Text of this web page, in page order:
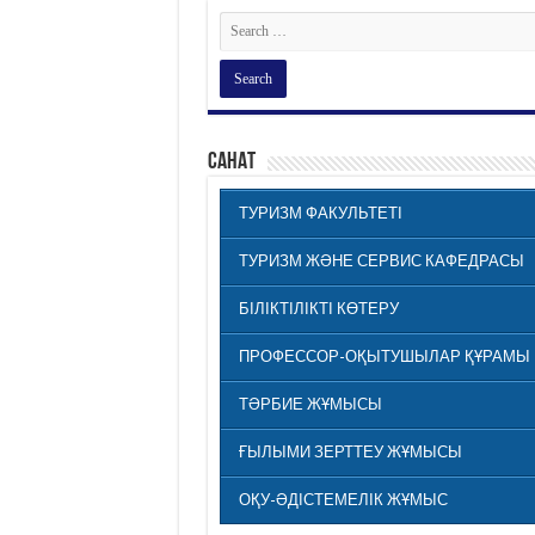
САНАТ
ТУРИЗМ ФАКУЛЬТЕТІ
ТУРИЗМ ЖӘНЕ СЕРВИС КАФЕДРАСЫ
БІЛІКТІЛІКТІ КӨТЕРУ
ПРОФЕССОР-ОҚЫТУШЫЛАР ҚҰРАМЫ
ТӘРБИЕ ЖҰМЫСЫ
ҒЫЛЫМИ ЗЕРТТЕУ ЖҰМЫСЫ
ОҚУ-ӘДІСТЕМЕЛІК ЖҰМЫС